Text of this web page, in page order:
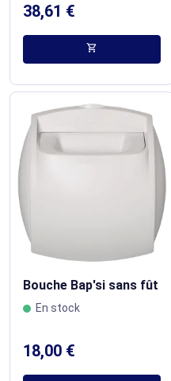
38,61 €
shopping_cart
Bouche Bap'si sans fût
En stock
18,00 €